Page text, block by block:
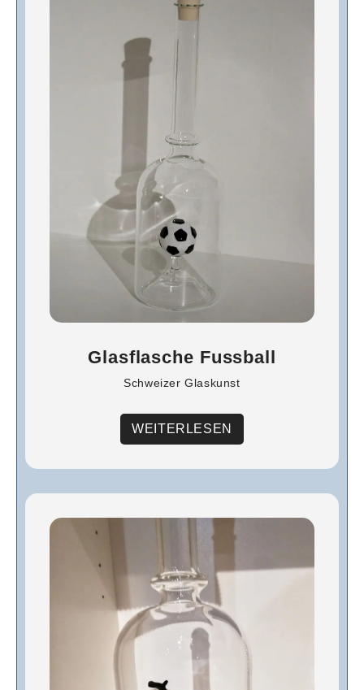
Glasflasche Fussball
Schweizer Glaskunst
WEITERLESEN